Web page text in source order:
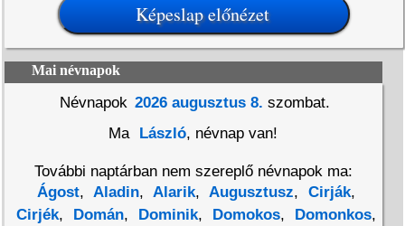
Mai névnapok
Névnapok 2026 augusztus 8. szombat.
Ma
László, névnap van!
További naptárban nem szereplő névnapok ma:
Ágost, Aladin, Alarik, Augusztusz, Cirják,
Cirjék, Domán, Dominik, Domokos, Domonkos,